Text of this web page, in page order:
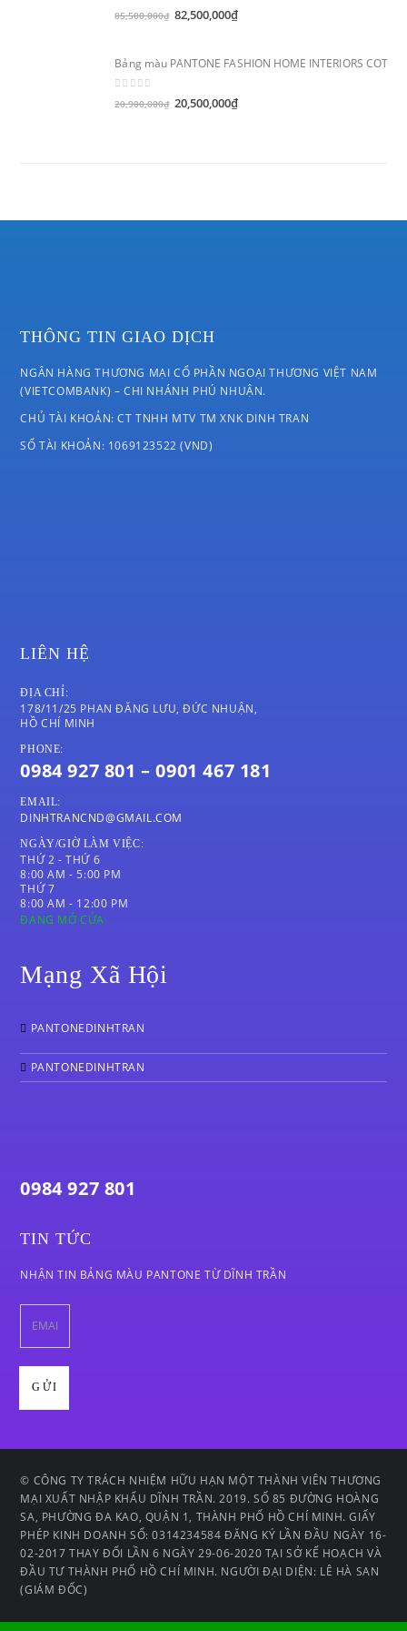
85,500,000₫ 82,500,000₫
Bảng màu PANTONE FASHION HOME INTERIORS
20,900,000₫ 20,500,000₫
THÔNG TIN GIAO DỊCH
NGÂN HÀNG THƯƠNG MẠI CỔ PHẦN NGOẠI THƯƠNG VIỆT NAM
(VIETCOMBANK) – CHI NHÁNH PHÚ NHUẬN.
CHỦ TÀI KHOẢN: CT TNHH MTV TM XNK DINH TRAN
SỐ TÀI KHOẢN: 1069123522 (VND)
LIÊN HỆ
ĐỊA CHỈ:
178/11/25 PHAN ĐĂNG LƯU, ĐỨC NHUẬN,
HỒ CHÍ MINH
PHONE:
0984 927 801 – 0901 467 181
EMAIL:
DINHTRANCND@GMAIL.COM
NGÀY/GIỜ LÀM VIỆC:
THỨ 2 - THỨ 6
8:00 AM - 5:00 PM
THỨ 7
8:00 AM - 12:00 PM
ĐANG MỞ CỬA
Mạng Xã Hội
PANTONEDINHTRAN
PANTONEDINHTRAN
0984 927 801
TIN TỨC
NHẬN TIN BẢNG MÀU PANTONE TỪ DĨNH TRẦN
© CÔNG TY TRÁCH NHIỆM HỮU HẠN MỘT THÀNH VIÊN THƯƠNG
MẠI XUẤT NHẬP KHẨU DĨNH TRẦN. 2019. SỐ 85 ĐƯỜNG HOÀNG
SA, PHƯỜNG ĐA KAO, QUẬN 1, THÀNH PHỐ HỒ CHÍ MINH. GIẤY
PHÉP KINH DOANH SỐ: 0314234584 ĐĂNG KÝ LẦN ĐẦU NGÀY 16-
02-2017 THAY ĐỔI LẦN 6 NGÀY 29-06-2020 TẠI SỞ KẾ HOẠCH VÀ
ĐẦU TƯ THÀNH PHỐ HỒ CHÍ MINH. NGƯỜI ĐẠI DIỆN: LÊ HÀ SAN
(GIÁM ĐỐC)